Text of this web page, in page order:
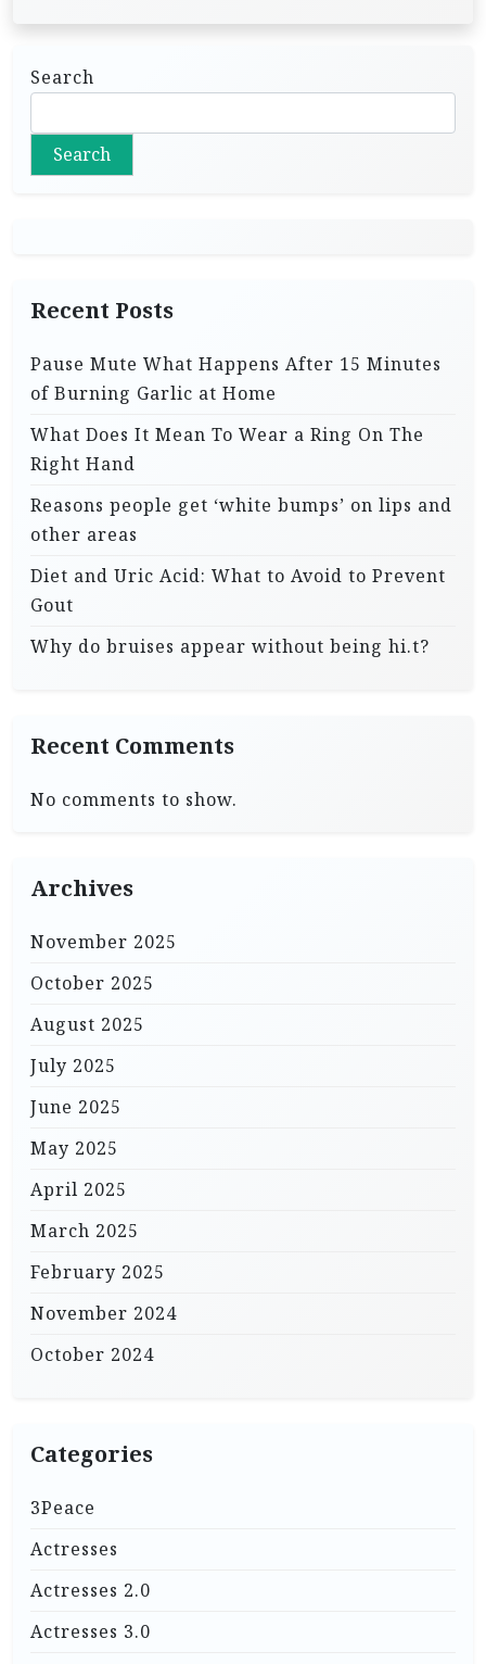
Search
Search
Recent Posts
Pause Mute What Happens After 15 Minutes
of Burning Garlic at Home
What Does It Mean To Wear a Ring On The
Right Hand
Reasons people get ‘white bumps’ on lips and
other areas
Diet and Uric Acid: What to Avoid to Prevent
Gout
Why do bruises appear without being hi.t?
Recent Comments
No comments to show.
Archives
November 2025
October 2025
August 2025
July 2025
June 2025
May 2025
April 2025
March 2025
February 2025
November 2024
October 2024
Categories
3Peace
Actresses
Actresses 2.0
Actresses 3.0